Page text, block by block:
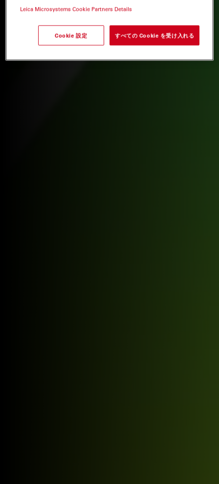
Leica Microsystems Cookie Partners Details
Cookie 設定 すべての Cookie を受け入れる